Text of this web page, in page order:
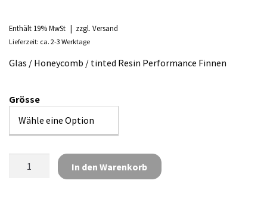
Enthält 19% MwSt zzgl. Versand
Lieferzeit: ca. 2-3 Werktage
Glas / Honeycomb / tinted Resin Performance Finnen
Grösse
Riversurf
In den Warenkorb